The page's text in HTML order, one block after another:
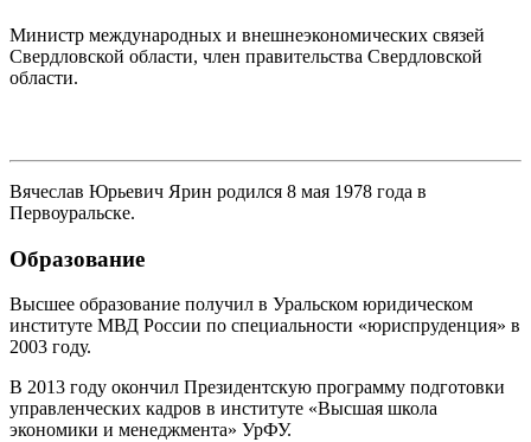
Министр международных и внешнеэкономических связей
Свердловской области, член правительства Свердловской
области.
Вячеслав Юрьевич Ярин родился 8 мая 1978 года в
Первоуральске.
Образование
Высшее образование получил в Уральском юридическом
институте МВД России по специальности «юриспруденция» в
2003 году.
В 2013 году окончил Президентскую программу подготовки
управленческих кадров в институте «Высшая школа
экономики и менеджмента» УрФУ.